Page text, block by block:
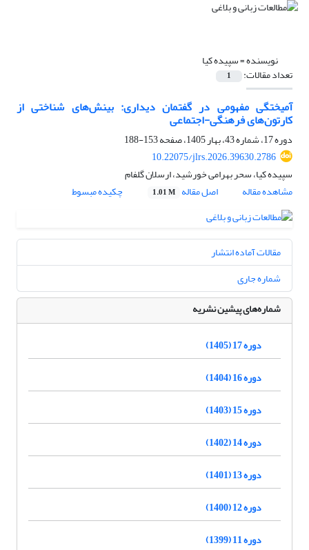
نویسنده =سپیده کیا
تعداد مقالات: 1
آمیختگی مفهومی در گفتمان دیداری: بینش‌های شناختی از
کارتون‌های فرهنگی-اجتماعی
دوره 17، شماره 43، بهار 1405، صفحه
153-188
10.22075/jlrs.2026.39630.2786
سپیده کیا، سحر بهرامی خورشید، ارسلان گلفام
مشاهده مقاله
اصل مقاله 1.01 M چکیده مبسوط
مقالات آماده انتشار
شماره جاری
شماره‌های پیشین نشریه
دوره 17 (1405)
دوره 16 (1404)
دوره 15 (1403)
دوره 14 (1402)
دوره 13 (1401)
دوره 12 (1400)
دوره 11 (1399)